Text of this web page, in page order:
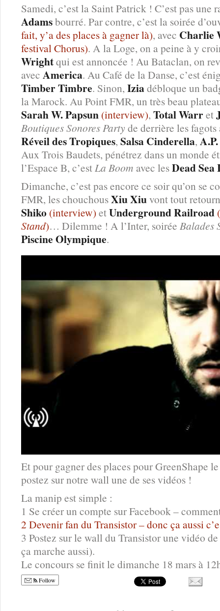
Samedi, c’est la Saint Patrick ! C’est pas
Adamsbourré. Par contre, c’est la soirée
fait, y’a des places à gagner là), avec Charlie
festival Chorus). A la Loge, on a peine à y
Wrightqui est annoncée ! Au Bataclan, on
avec America. Au Café de la Danse, c’est
Timber Timbre. Sinon, Iziadébloque un
la Marock. Au Point FMR, un très beau
Sarah W. Papsun (interview), Total Warret
Boutiques Sonores Party de derrière les
Réveil des Tropiques, Salsa Cinderella,
Aux Trois Baudets, pénétrez dans un monde
l’Espace B, c’estLa Boom avec lesDead Sea
Dimanche, c’est pas encore ce soir qu’on se
FMR, les chouchousXiu Xiuvont tout
Shiko (interview) etUnderground Railroad
Stand)… Dilemme ! A l’Inter, soirée Balades
Piscine Olympique.
Et pour gagner des places pour GreenShape
postez sur notre wall une de ses vidéos !
La manip est simple :
1 Se créer un compte sur Facebook –
2 Devenir fan du Transistor – donc ça aussi
3 Postez sur le wall du Transistor une vidéo
ça marche aussi).
Le concours se finit le dimanche 18 mars à
Follow